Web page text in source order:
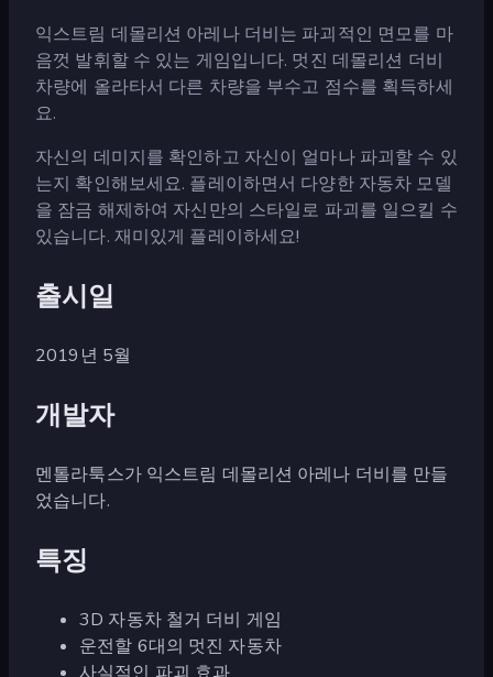
익스트림 데몰리션 아레나 더비는 파괴적인 면모를 마
음껏 발휘할 수 있는 게임입니다. 멋진 데몰리션 더비
차량에 올라타서 다른 차량을 부수고 점수를 획득하세
요.
자신의 데미지를 확인하고 자신이 얼마나 파괴할 수 있
는지 확인해보세요. 플레이하면서 다양한 자동차 모델
을 잠금 해제하여 자신만의 스타일로 파괴를 일으킬 수
있습니다. 재미있게 플레이하세요!
출시일
2019년 5월
개발자
멘톨라툭스가 익스트림 데몰리션 아레나 더비를 만들
었습니다.
특징
3D 자동차 철거 더비 게임
운전할 6대의 멋진 자동차